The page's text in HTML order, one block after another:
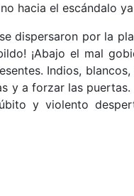
hacia el escándalo
dispersaron por la
¡Abajo el mal
Indios,
y a forzar las
y violento